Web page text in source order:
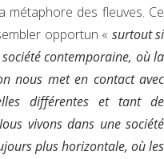
des fleuves. Ce
opportun « surtout si
contemporaine, où la
nous met en contact avec
différentes et tant de
vivons dans une société
plus horizontale, où les